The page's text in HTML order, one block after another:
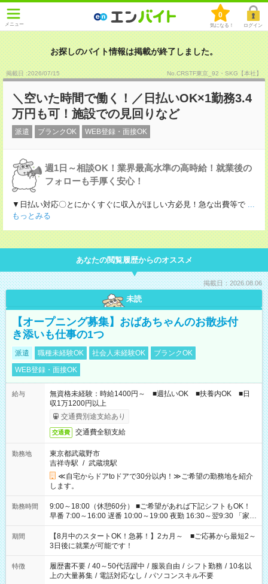
メニュー
0
気になる！ ログイン
お探しのバイト情報は掲載が終了しました。
掲載日 :2026/07/15 No.CRSTF東京_92・SKG【本社】
＼空いた時間で働く！／日払いOK×1勤務3.4
万円も可！施設での見回りなど
派遣 ブランクOK WEB登録・面接OK
週1日～相談OK！業界最高水準の高時給！就業後の
フォローも手厚く安心！
▼日払い対応〇とにかくすぐに収入がほしい方必見！急な出費等で ...
もっとみる
あなたの閲覧履歴からのオススメ
掲載日：2026.08.06
未読
【オープニング募集】おばあちゃんのお散歩付
き添いも仕事の1つ
派遣 職種未経験OK 社会人未経験OK
ブランクOK
WEB登録・面接OK
給与
無資格未経験：時給1400円～ ■週払いOK ■扶養内OK ■日
収1万1200円以上
交通費別途支給あり
交通費 交通費全額支給
勤務地
東京都武蔵野市
吉祥寺駅 / 武蔵境駅
≪自宅からドアtoドアで30分以内！≫ご希望の勤務地を紹介
します。
勤務時間
9:00～18:00（休憩60分） ■ご希望があれば下記シフトもOK！
早番 7:00～16:00 遅番 10:00～19:00 夜勤 16:30～翌9:30 「家族
と休みを合わせたい」 「余裕を持って夕飯の準備がしたい」
「できれば残業はしたくない」 など、ご希望を教えてください
ね。 ※Wワーク希望の方へ 今ご覧のお仕事で希望する勤務時間
と、もう1つのお仕事の勤務時間。 合計で週40時間を超える場
合は応募できません。
期間
【8月中のスタートOK！急募！】2カ月～ ■ご応募から最短2～
3日後に就業が可能です！
特徴 履歴書不要 / 40～50代活躍中 / 服装自由 / シフト勤務 / 10名以
上の大量募集 / 電話対応なし / パソコンスキル不要